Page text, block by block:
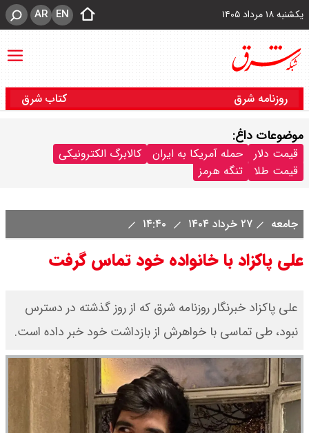
یکشنبه ۱۸ مرداد ۱۴۰۵ EN
AR
روزنامه شرق کتاب شرق
موضوعات داغ:
قیمت دلار حمله آمریکا به ایران
کالابرگ الکترونیکی
قیمت طلا
تنگه هرمز
جامعه ۲۷ خرداد ۱۴۰۴
علی پاکزاد با خانواده خود تماس گرفت
علی پاکزاد خبرنگار روزنامه شرق که از روز گذشته در دسترس
نبود، طی تماسی با خواهرش از بازداشت خود خبر داده است.